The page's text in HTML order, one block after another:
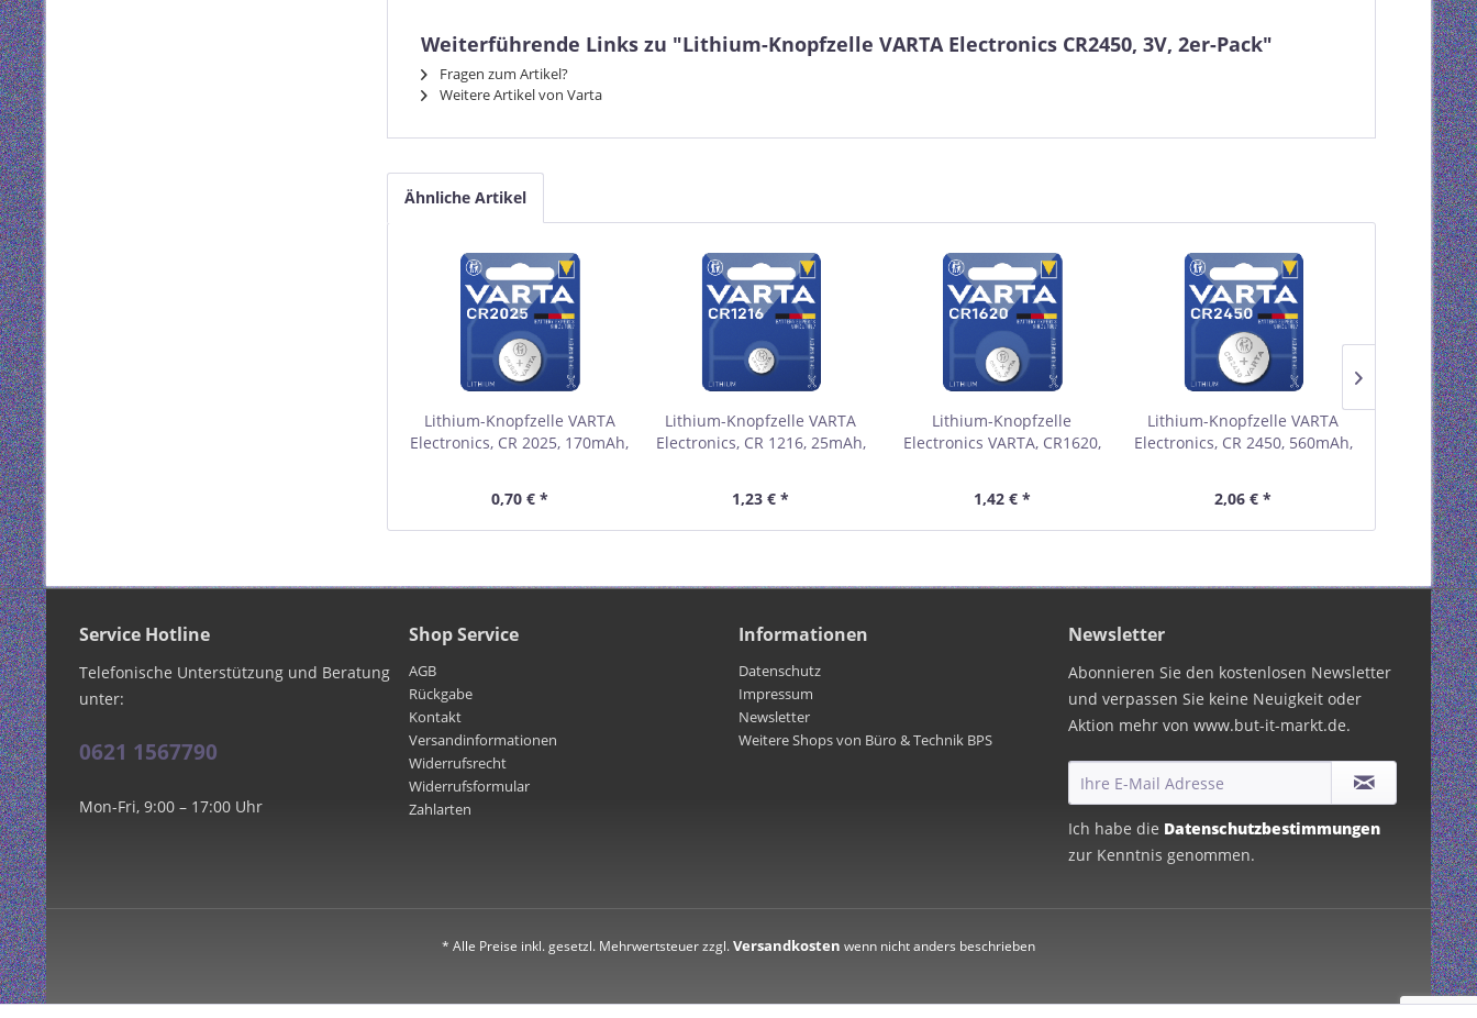
Weiterführende Links zu "Lithium-Knopfzelle VARTA Electronics CR2450, 3V, 2er-Pack"
Fragen zum Artikel?
Weitere Artikel von Varta
Ähnliche Artikel
Lithium-Knopfzelle VARTA
Electronics, CR 2025, 170mAh,
0,70 € *
Lithium-Knopfzelle VARTA
Electronics, CR 1216, 25mAh,
1,23 € *
Lithium-Knopfzelle
Electronics VARTA, CR1620,
1,42 € *
Lithium-Knopfzelle VARTA
Electronics, CR 2450, 560mAh,
2,06 € *
Lithium-
Electronics
Service Hotline
Telefonische Unterstützung und Beratung
unter:
0621 1567790
Mon-Fri, 9:00 – 17:00 Uhr
Shop Service
AGB
Rückgabe
Kontakt
Versandinformationen
Widerrufsrecht
Widerrufsformular
Zahlarten
Informationen
Datenschutz
Impressum
Newsletter
Weitere Shops von Büro & Technik BPS
Newsletter
Abonnieren Sie den kostenlosen Newsletter
und verpassen Sie keine Neuigkeit oder
Aktion mehr von www.but-it-markt.de.
Ich habe die Datenschutzbestimmungen
zur Kenntnis genommen.
* Alle Preise inkl. gesetzl. Mehrwertsteuer zzgl.Versandkosten wenn nicht anders beschrieben